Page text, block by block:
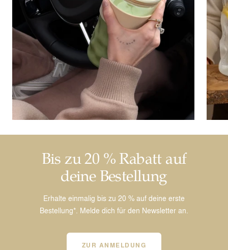
Bis zu 20 % Rabatt auf
deine Bestellung
Erhalte einmalig bis zu 20 % auf deine erste
Bestellung*. Melde dich für den Newsletter an.
ZUR ANMELDUNG